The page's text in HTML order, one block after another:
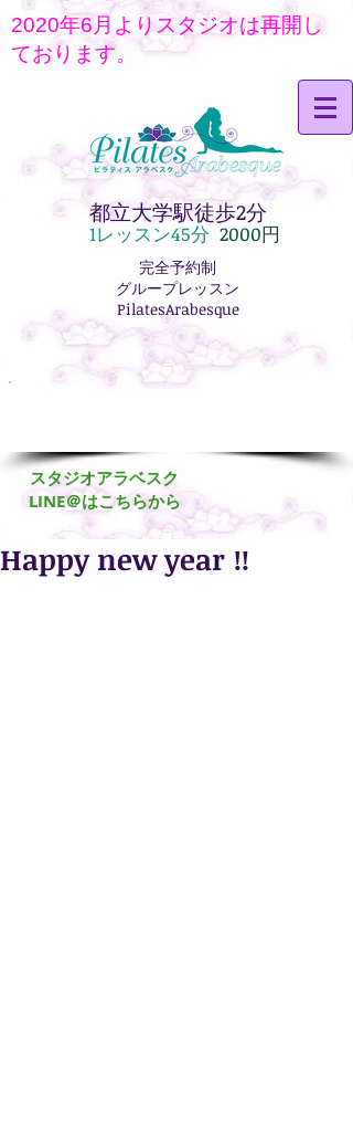
都立大学駅徒歩2分
1レッスン45分 2000円
完全予約制
グループレッスン
PilatesArabesque
スタジオアラベスク
​LINE＠はこちらから
2020年6月よりスタジオは再開し
ております。
Happy new year ‼️